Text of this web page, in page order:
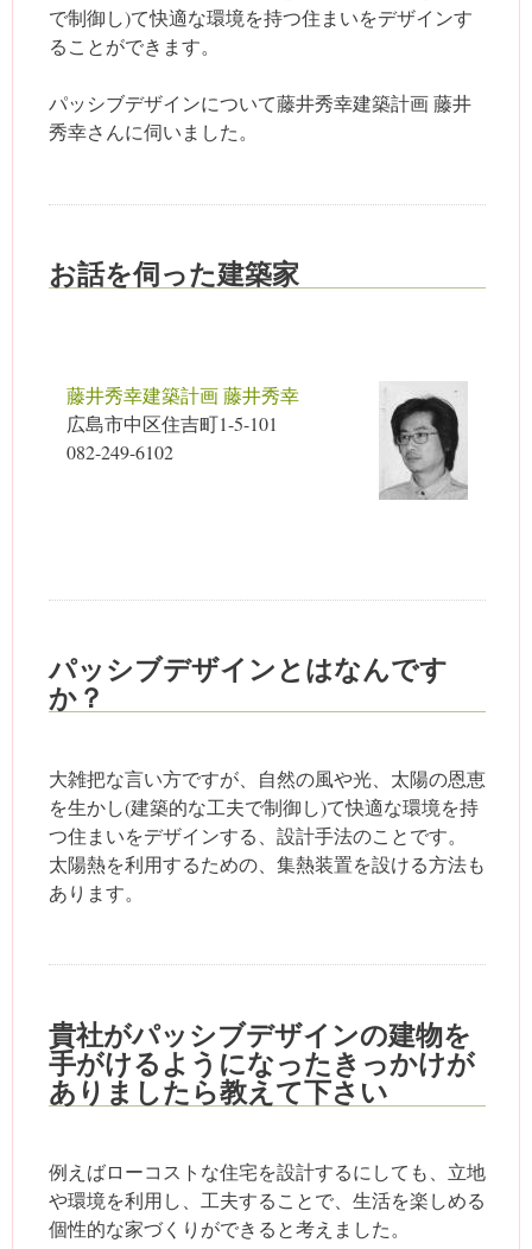
で制御し)て快適な環境を持つ住まいをデザインす
ることができます。
パッシブデザインについて藤井秀幸建築計画 藤井
秀幸さんに伺いました。
お話を伺った建築家
藤井秀幸建築計画 藤井秀幸
広島市中区住吉町1-5-101
082-249-6102
パッシブデザインとはなんです
か？
大雑把な言い方ですが、自然の風や光、太陽の恩恵
を生かし(建築的な工夫で制御し)て快適な環境を持
つ住まいをデザインする、設計手法のことです。
太陽熱を利用するための、集熱装置を設ける方法も
あります。
貴社がパッシブデザインの建物を
手がけるようになったきっかけが
ありましたら教えて下さい
例えばローコストな住宅を設計するにしても、立地
や環境を利用し、工夫することで、生活を楽しめる
個性的な家づくりができると考えました。